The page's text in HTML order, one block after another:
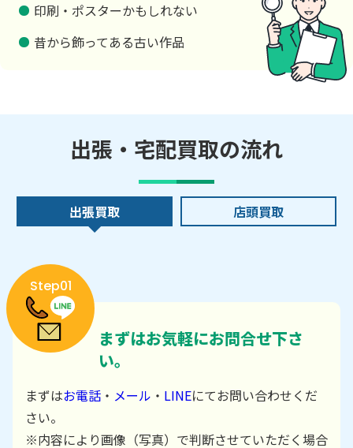
印刷・ポスターかもしれない
昔から飾ってある古い作品
出張・宅配買取の流れ
出張買取 店頭買取
Step01
まずはお気軽にお問合せ下さ
い。
まずはお電話 ・ メール ・ LINEにてお問い合わせくだ
さい。
※内容により画像（写真）で判断させていただく場合